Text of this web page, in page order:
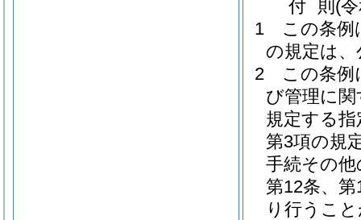
付 則 (
1
この条例
の規定は
2
この条例
び管理に
規定する
第3項の規
手続その
第12条、
り行うこ